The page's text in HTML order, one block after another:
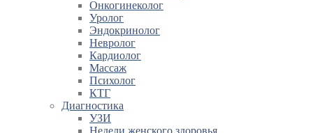
Онкогинеколог
Уролог
Эндокринолог
Невролог
Кардиолог
Массаж
Психолог
КТГ
Диагностика
УЗИ